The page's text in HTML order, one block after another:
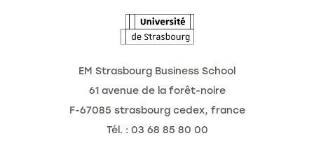
EM Strasbourg Business School
61 avenue de la forêt-noire
F-67085 strasbourg cedex, france
Tél. : 03 68 85 80 00